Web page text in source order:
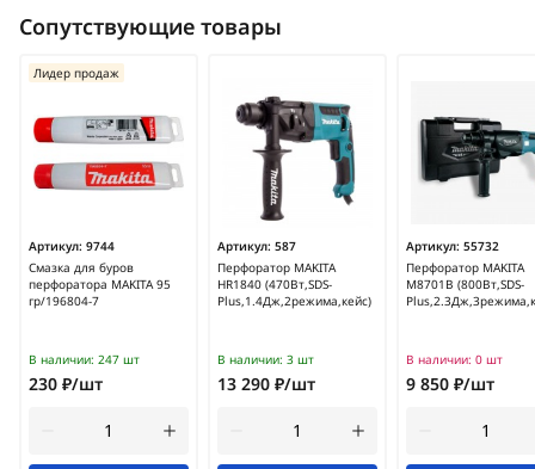
Сопутствующие товары
Артикул: 9744
Смазка для буров
перфоратора MAKITA 95
гр/196804-7
Лидер продаж
В наличии: 247 шт
230 ₽/шт
Артикул: 587
Перфоратор MAKITA
HR1840 (470Вт,SDS-
Plus,1.4Дж,2режима,кейс)
В наличии: 3 шт
13 290 ₽/шт
Артикул: 55732
Перфоратор MAKITA
M8701B (800Вт,SDS-
В наличии: 0 шт
9 850 ₽/шт